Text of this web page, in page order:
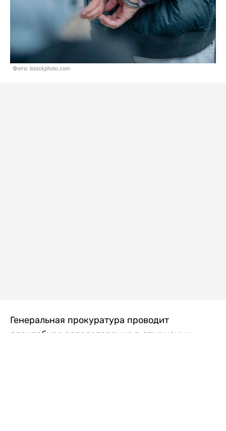
Фото: istockphoto.com
Генеральная прокуратура проводит
досудебное расследование в отношении